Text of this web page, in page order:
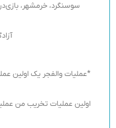
سوسنگرد، خرمشهر،
*عملیات والفجر یک اولین
اولین عملیات تخریب من